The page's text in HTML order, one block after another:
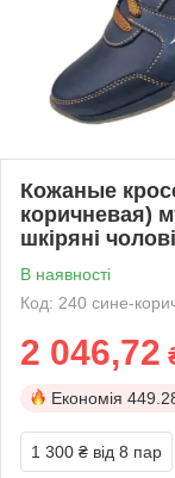
Кожаные
коричневая)
шкіряні
В наявності
Код: 240 сине-
2 046,72
Економія
1 300 ₴ від 8 пар